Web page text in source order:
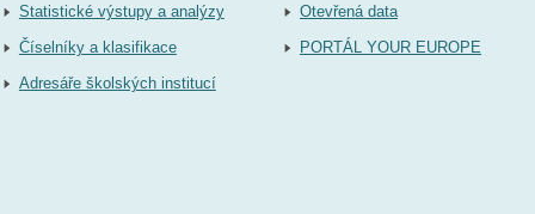
Statistické výstupy a analýzy
Číselníky a klasifikace
Adresáře školských institucí
Otevřená data
PORTÁL YOUR EUROPE